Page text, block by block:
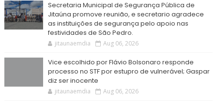
Secretaria Municipal de Segurança Pública de
Jitaúna promove reunião, e secretario agradece
as instituições de segurança pelo apoio nas
festividades de São Pedro.
jitaunaemdia Aug 06, 2026
Vice escolhido por Flávio Bolsonaro responde
processo no STF por estupro de vulnerável; Gaspar
diz ser inocente
jitaunaemdia Aug 06, 2026